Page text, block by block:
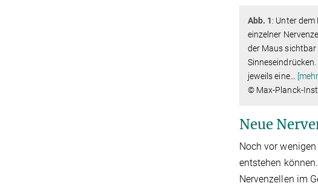
Abb. 1: Unter
einzelner
der Maus sichtbar
Sinneseindrücken.
jeweils eine…
© Max-Planck-
Neue
Noch vor
entstehen
Nervenzellen im